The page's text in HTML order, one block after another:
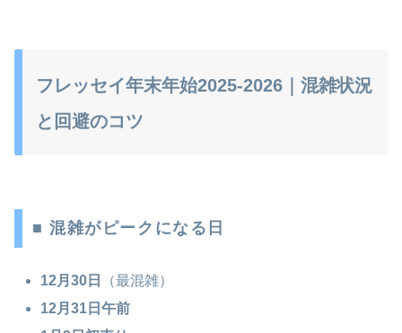
フレッセイ年末年始2025-2026｜混雑状況
と回避のコツ
■ 混雑がピークになる日
12月30日
（最混雑）
12月31日午前